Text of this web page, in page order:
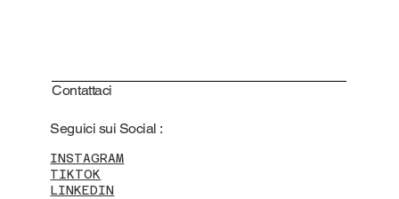
Contattaci
INSTAGRAM
TIKTOK
LINKEDIN
Seguici sui Social :